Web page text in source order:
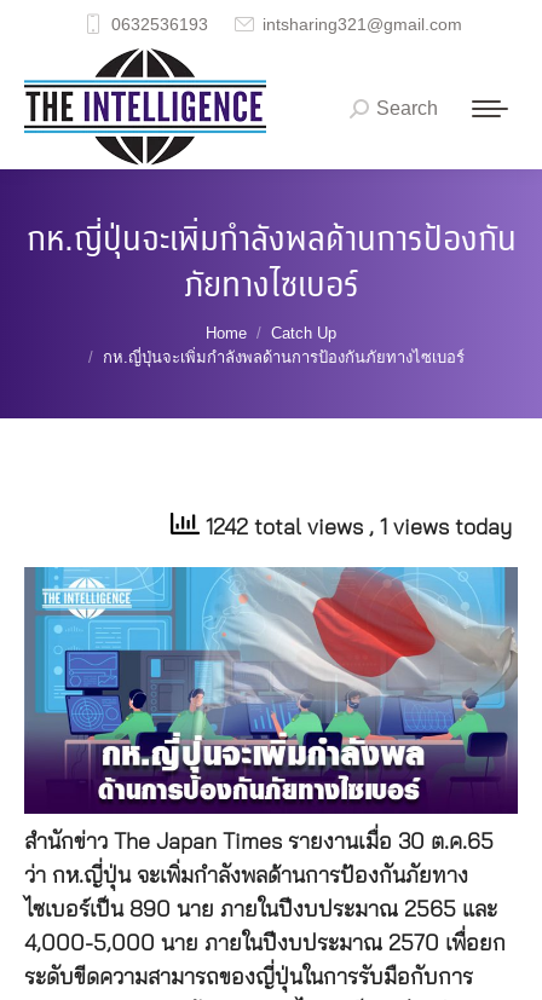
0632536193 intsharing321@gmail.com
Search:
Search
กห.ญี่ปุ่นจะเพิ่มกำลังพลด้านการป้องกัน
ภัยทางไซเบอร์
Home
Catch Up
กห.ญี่ปุ่นจะเพิ่มกำลังพลด้านการป้องกันภัยทางไซเบอร์
1242 total views , 1 views today
สำนักข่าว The Japan Times รายงานเมื่อ 30 ต.ค.65
ว่า กห.ญี่ปุ่น จะเพิ่มกำลังพลด้านการป้องกันภัยทาง
ไซเบอร์เป็น 890 นาย ภายในปีงบประมาณ 2565 และ
4,000-5,000 นาย ภายในปีงบประมาณ 2570 เพื่อยก
ระดับขีดความสามารถของญี่ปุ่นในการรับมือกับการ